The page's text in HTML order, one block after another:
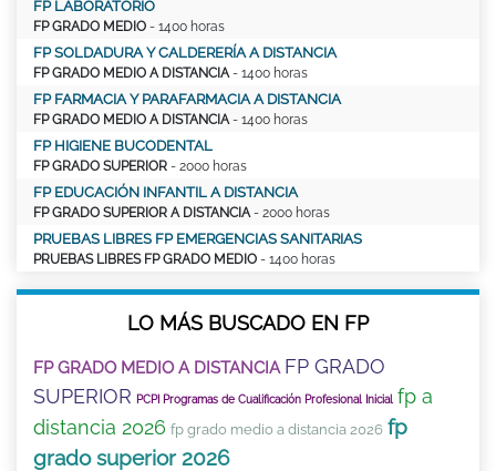
FP LABORATORIO
FP GRADO MEDIO - 1400 horas
FP SOLDADURA Y CALDERERÍA A DISTANCIA
FP GRADO MEDIO A DISTANCIA - 1400 horas
FP FARMACIA Y PARAFARMACIA A DISTANCIA
FP GRADO MEDIO A DISTANCIA - 1400 horas
FP HIGIENE BUCODENTAL
FP GRADO SUPERIOR - 2000 horas
FP EDUCACIÓN INFANTIL A DISTANCIA
FP GRADO SUPERIOR A DISTANCIA - 2000 horas
PRUEBAS LIBRES FP EMERGENCIAS SANITARIAS
PRUEBAS LIBRES FP GRADO MEDIO - 1400 horas
LO MÁS BUSCADO EN FP
FP GRADO MEDIO A DISTANCIA FP GRADO
SUPERIOR
PCPI Programas de Cualificación Profesional Inicial fp a
distancia 2026 fp grado medio a distancia 2026 fp
grado superior 2026